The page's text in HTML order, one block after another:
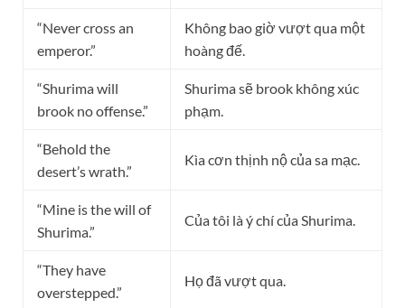
“Never cross an
emperor.”
Không bao giờ vượt qua một
hoàng đế.
“Shurima will
brook no offense.”
Shurima sẽ brook không xúc
phạm.
“Behold the
desert’s wrath.”
Kìa cơn thịnh nộ của sa mạc.
“Mine is the will of
Shurima.”
Của tôi là ý chí của Shurima.
“They have
overstepped.”
Họ đã vượt qua.